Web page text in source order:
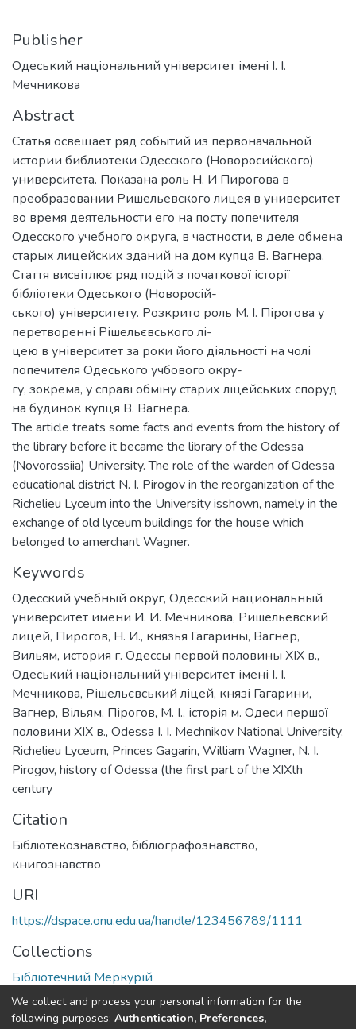
Publisher
Одеський національний університет імені І. І.
Мечникова
Abstract
Статья освещает ряд событий из первоначальной
истории библиотеки Одесского (Новоросийского)
университета. Показана роль Н. И Пирогова в
преобразовании Ришельевского лицея в университет
во время деятельности его на посту попечителя
Одесского учебного округа, в частности, в деле обмена
старых лицейских зданий на дом купца В. Вагнера.
Стаття висвітлює ряд подій з початкової історії
бібліотеки Одеського (Новоросій-
ського) університету. Розкрито роль М. І. Пірогова у
перетворенні Рішельєвського лі-
цею в університет за роки його діяльності на чолі
попечителя Одеського учбового окру-
гу, зокрема, у справі обміну старих ліцейських споруд
на будинок купця В. Вагнера.
The article treats some facts and events from the history of
the library before it became the library of the Odessa
(Novorossiia) University. The role of the warden of Odessa
educational district N. I. Pirogov in the reorganization of the
Richelieu Lyceum into the University isshown, namely in the
exchange of old lyceum buildings for the house which
belonged to amerchant Wagner.
Keywords
Одесский учебный округ, Одесский национальный
университет имени И. И. Мечникова, Ришельевский
лицей, Пирогов, Н. И., князья Гагарины, Вагнер,
Вильям, история г. Одессы первой половины XIX в.,
Одеський національний університет імені І. І.
Мечникова, Рішельєвський ліцей, князі Гагарини,
Вагнер, Вільям, Пірогов, М. І., історія м. Одеси першої
половини XIX в., Odessa I. I. Mechnikov National University,
Richelieu Lyceum, Princes Gagarin, William Wagner, N. I.
Pirogov, history of Odessa (the first part of the XIXth
century
Citation
Бiблiотекознавство, бiблiографознавство,
книгознавство
URI
https://dspace.onu.edu.ua/handle/123456789/1111
Collections
Бібліотечний Меркурій
Full item page
We collect and process your personal information for the
following purposes: Authentication, Preferences,